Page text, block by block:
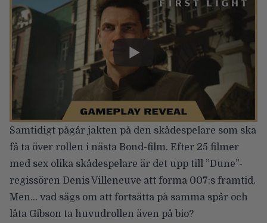
Samtidigt pågår jakten på den skådespelare som ska
få ta över rollen i nästa Bond-film. Efter 25 filmer
med sex olika skådespelare är det upp till ”Dune”-
regissören Denis Villeneuve att forma 007:s framtid.
Men… vad sägs om att fortsätta på samma spår och
låta Gibson ta huvudrollen även på bio?